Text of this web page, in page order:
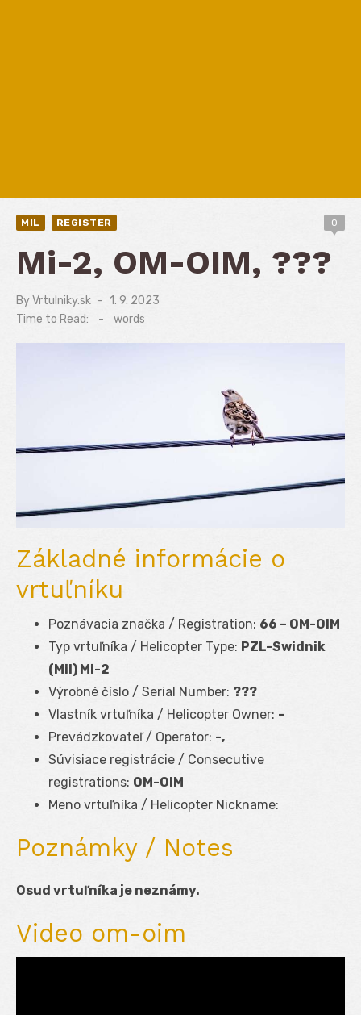
MIL REGISTER 0
Mi-2, OM-OIM, ???
ByVrtulniky.sk
Posted
on
1. 9. 2023
Time to Read:
- words
Základné informácie o
vrtuľníku
Poznávacia značka / Registration: 66 – OM-OIM
Typ vrtuľníka / Helicopter Type: PZL-Swidnik
(Mil) Mi-2
Výrobné číslo / Serial Number: ???
Vlastník vrtuľníka / Helicopter Owner: –
Prevádzkovateľ / Operator: -,
Súvisiace registrácie / Consecutive
registrations: OM-OIM
Meno vrtuľníka / Helicopter Nickname:
Poznámky / Notes
Osud vrtuľníka je neznámy.
Video om-oim